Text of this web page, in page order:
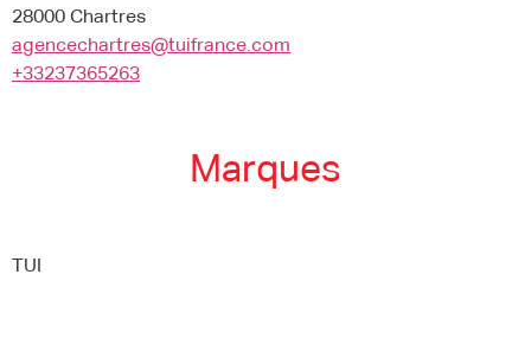
28000 Chartres
agencechartres@tuifrance.com
+33237365263
Marques
TUI